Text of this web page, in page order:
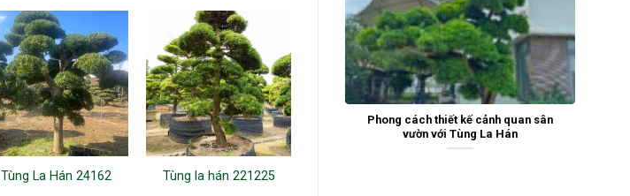
Phong cách thiết kế cảnh quan sân
vườn với Tùng La Hán
Tùng La Hán 24162 Tùng la hán 221225